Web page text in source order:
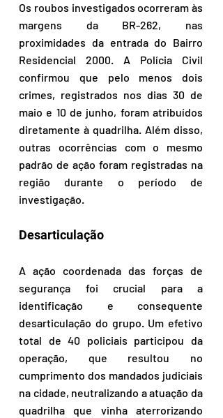
Os roubos investigados ocorreram às
margens da BR-262, nas
proximidades da entrada do Bairro
Residencial 2000. A Polícia Civil
confirmou que pelo menos dois
crimes, registrados nos dias 30 de
maio e 10 de junho, foram atribuídos
diretamente à quadrilha. Além disso,
outras ocorrências com o mesmo
padrão de ação foram registradas na
região durante o período de
investigação.
Desarticulação
A ação coordenada das forças de
segurança foi crucial para a
identificação e consequente
desarticulação do grupo. Um efetivo
total de 40 policiais participou da
operação, que resultou no
cumprimento dos mandados judiciais
na cidade, neutralizando a atuação da
quadrilha que vinha aterrorizando